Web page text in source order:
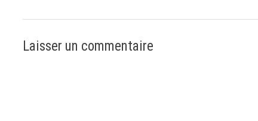
Laisser un commentaire